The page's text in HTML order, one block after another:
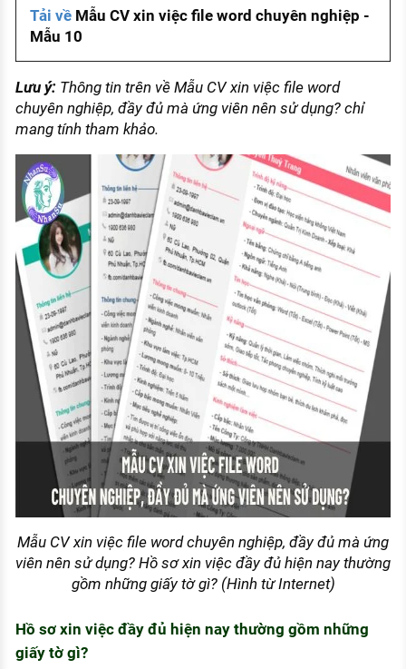
Tải vềMẫu CV xin việc file word chuyên nghiệp -
Mẫu 10
Lưu ý: Thông tin trên về Mẫu CV xin việc file word
chuyên nghiệp, đầy đủ mà ứng viên nên sử dụng? chỉ
mang tính tham khảo.
Mẫu CV xin việc file word chuyên nghiệp, đầy đủ mà ứng
viên nên sử dụng? Hồ sơ xin việc đầy đủ hiện nay thường
gồm những giấy tờ gì? (Hình từ Internet)
Hồ sơ xin việc đầy đủ hiện nay thường gồm những
giấy tờ gì?